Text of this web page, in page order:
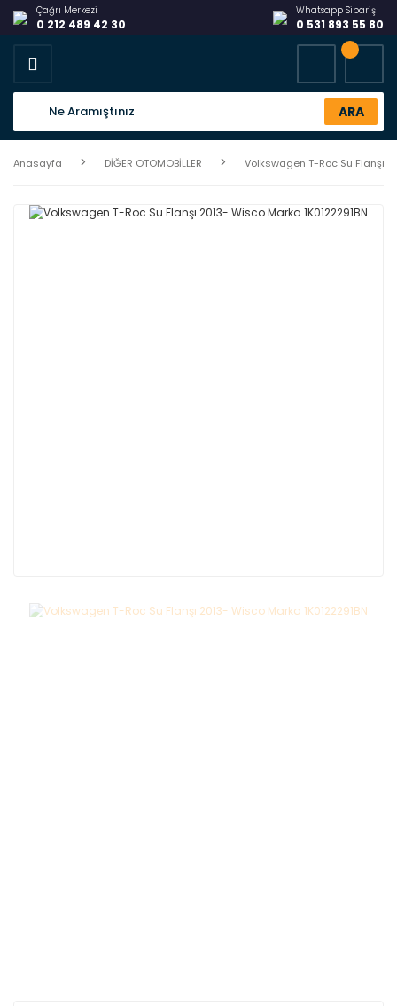
Çağrı Merkezi
0 212 489 42 30
Whatsapp Sipariş
0 531 893 55 80
ARA
Anasayfa DİĞER OTOMOBİLLER Volkswagen T-Roc Su Flanşı